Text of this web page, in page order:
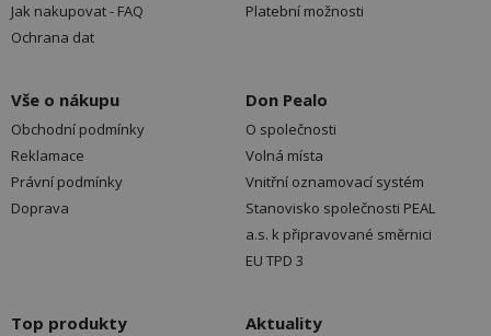
Jak nakupovat - FAQ
Ochrana dat
Platební možnosti
Vše o nákupu
Obchodní podmínky
Reklamace
Právní podmínky
Doprava
Don Pealo
O společnosti
Volná místa
Vnitřní oznamovací systém
Stanovisko společnosti PEAL
a.s. k připravované směrnici
EU TPD 3
Top produkty Aktuality